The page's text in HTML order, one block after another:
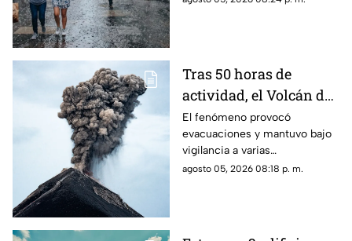
Tras 50 horas de
actividad, el Volcán de
Fuego se calma, pero la
alerta continúa
El fenómeno provocó
evacuaciones y mantuvo bajo
vigilancia a varias
comunidades por el riesgo de
agosto 05, 2026 08:18 p. m.